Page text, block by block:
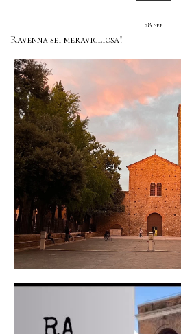
28 Sep
Ravenna sei meravigliosa!